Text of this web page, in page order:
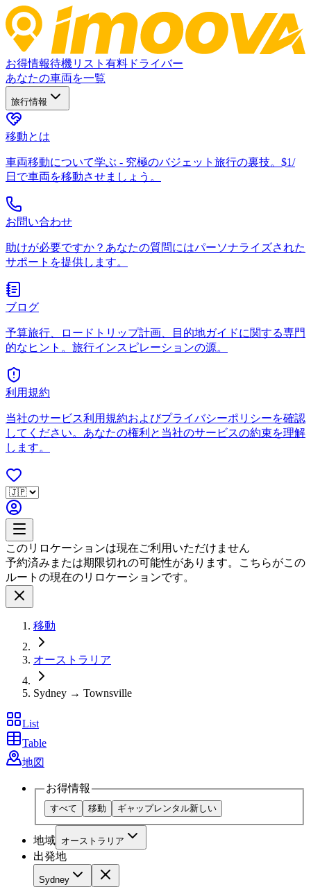
お得情報待機リスト 有料ドライバー
あなたの車両を一覧
旅行情報
移動とは
車両移動について学ぶ - 究極のバジェット旅行の裏技。$1/
日で車両を移動させましょう。
お問い合わせ
助けが必要ですか？あなたの質問にはパーソナライズされた
サポートを提供します。
ブログ
予算旅行、ロードトリップ計画、目的地ガイドに関する専門
的なヒント。旅行インスピレーションの源。
利用規約
当社のサービス利用規約およびプライバシーポリシーを確認
してください。あなたの権利と当社のサービスの約束を理解
します。
このリロケーションは現在ご利用いただけません
予約済みまたは期限切れの可能性があります。こちらがこの
ルートの現在のリロケーションです。
移動
オーストラリア
Sydney → Townsville
List
Table
地図
お得情報
すべて 移動 ギャップレンタル新しい
地域 オーストラリア
出発地
Sydney